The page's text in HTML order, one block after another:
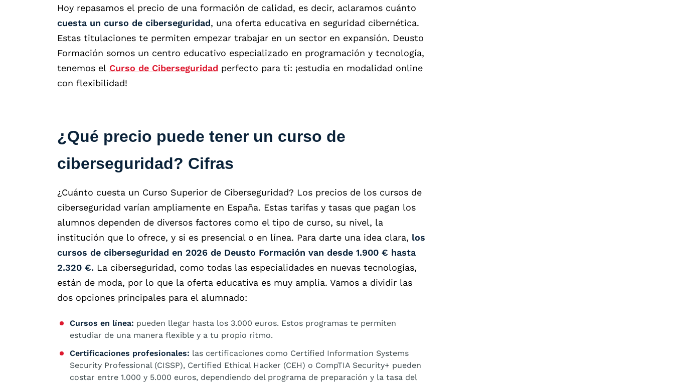
Hoy repasamos el precio de una formación de calidad, es decir, aclaramos cuánto
cuesta un curso de ciberseguridad, una oferta educativa en seguridad cibernética.
Estas titulaciones te permiten empezar trabajar en un sector en expansión. Deusto
Formación somos un centro educativo especializado en programación y tecnología,
tenemos el Curso de Ciberseguridad perfecto para ti: ¡estudia en modalidad online
con flexibilidad!
¿Qué precio puede tener un curso de
ciberseguridad? Cifras
¿Cuánto cuesta un Curso Superior de Ciberseguridad? Los precios de los cursos de
ciberseguridad varían ampliamente en España. Estas tarifas y tasas que pagan los
alumnos dependen de diversos factores como el tipo de curso, su nivel, la
institución que lo ofrece, y si es presencial o en línea. Para darte una idea clara, los
cursos de ciberseguridad en 2026 de Deusto Formación van desde 1.900 € hasta
2.320 €. La ciberseguridad, como todas las especialidades en nuevas tecnologías,
están de moda, por lo que la oferta educativa es muy amplia. Vamos a dividir las
dos opciones principales para el alumnado:
Cursos en línea: pueden llegar hasta los 3.000 euros. Estos programas te permiten
estudiar de una manera flexible y a tu propio ritmo.
Certificaciones profesionales: las certificaciones como Certified Information Systems
Security Professional (CISSP), Certified Ethical Hacker (CEH) o CompTIA Security+ pueden
costar entre 1.000 y 5.000 euros, dependiendo del programa de preparación y la tasa del